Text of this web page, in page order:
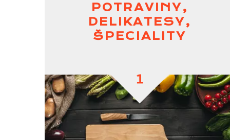
POTRAVINY,
DELIKATESY,
ŠPECIALITY
1